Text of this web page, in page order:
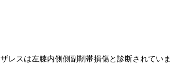
レスは左膝内側側副靭帯損傷と診断されていま